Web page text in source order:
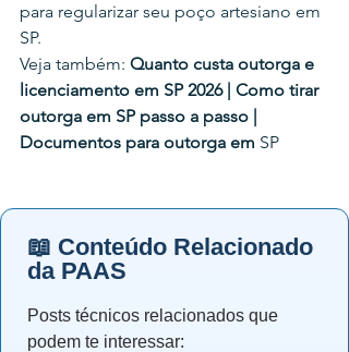
para regularizar seu poço artesiano em
SP.
Veja também: Quanto custa outorga e
licenciamento em SP 2026 | Como tirar
outorga em SP passo a passo |
Documentos para outorga em SP
📖 Conteúdo Relacionado
da PAAS
Posts técnicos relacionados que
podem te interessar: